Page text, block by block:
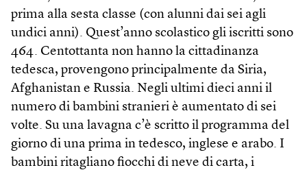
prima alla sesta classe (con alunni dai sei agli
undici anni). Quest’anno scolastico gli iscritti sono
464. Centottanta non hanno la cittadinanza
tedesca, provengono principalmente da Siria,
Afghanistan e Russia. Negli ultimi dieci anni il
numero di bambini stranieri è aumentato di sei
volte. Su una lavagna c’è scritto il programma del
giorno di una prima in tedesco, inglese e arabo. I
bambini ritagliano fiocchi di neve di carta, i